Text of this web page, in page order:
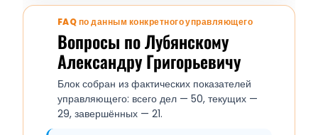
FAQ по данным конкретного управляющего
Вопросы по Лубянскому
Александру Григорьевичу
Блок собран из фактических показателей
управляющего: всего дел — 50, текущих —
29, завершённых — 21.